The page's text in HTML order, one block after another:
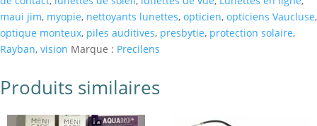
maui jim, myopie, nettoyants lunettes, opticien, opticiens Vaucluse,
optique monteux, piles auditives, presbytie, protection solaire,
Rayban, vision Marque : Precilens
Produits similaires